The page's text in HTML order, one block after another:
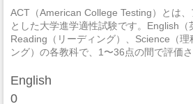
殺人/非過失致死
過失致死
強制性犯罪
ACT（American College Testing）とは
とした大学進学適性試験です。English（
Reading（リーディング）、Science（理
ング）の各教科で、1〜36点の間で評価さ
English
0